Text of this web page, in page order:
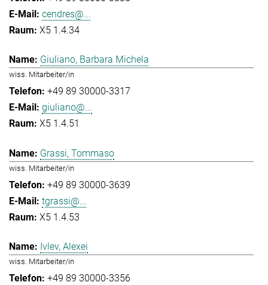
cendres@...
X5 1.4.34
Giuliano, Barbara Michela
wiss. Mitarbeiter/in
+49 89 30000-3317
giuliano@...
X5 1.4.51
Grassi, Tommaso
wiss. Mitarbeiter/in
+49 89 30000-3639
tgrassi@...
X5 1.4.53
Ivlev, Alexei
wiss. Mitarbeiter/in
+49 89 30000-3356